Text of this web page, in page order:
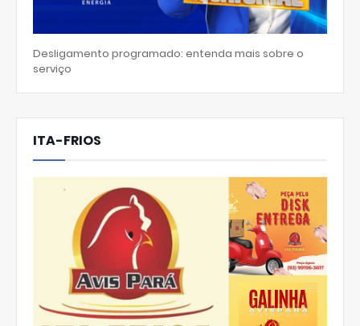
Desligamento programado: entenda mais sobre o
serviço
ITA-FRIOS